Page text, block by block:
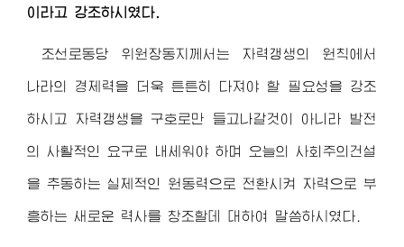
이라고 강조하시였다.
조선로동당 위원장동지 께서는 자력갱생의 원칙에서
나라의 경제력을 더욱 튼튼히 다져야 할 필요성을 강조
하시고 자력갱생을 구호로만 들고나갈것이 아니라 발전
의 사활적인 요구로 내세워야 하며 오늘의 사회주의건설
을 추동하는 실제적인 원동력으로 전환시켜 자력으로 부
흥하는 새로운 력사를 창조할데 대하여 말씀하시였다.